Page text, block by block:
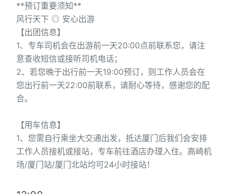
**预订重要须知**
风行天下 ◎ 安心出游
【出团信息】
1、专车司机会在出游前一天20:00点前联系您，请注
意查收短信或接听司机电话；
2、若您晚于出行前一天19:00预订，则工作人员会在
您出行前一天22:00前联系，请耐心等待，感谢您的配
合。
【用车信息】
1、您需自行乘坐大交通出发，抵达厦门后我们会安排
工作人员接机或接站，专车前往酒店办理入住。高崎机
场/厦门站/厦门北站均可24小时接站！